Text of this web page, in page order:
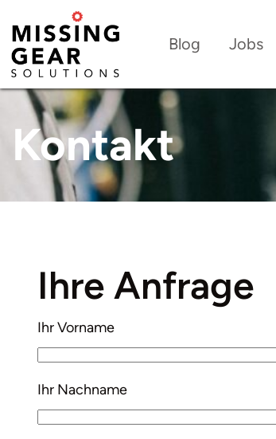
Blog Jobs
Kontakt
Ihre Anfrage
Ihr Vorname
Ihr Nachname